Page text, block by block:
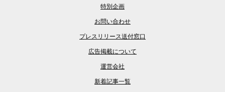
特別企画
お問い合わせ
プレスリリース送付窓口
広告掲載について
運営会社
新着記事一覧